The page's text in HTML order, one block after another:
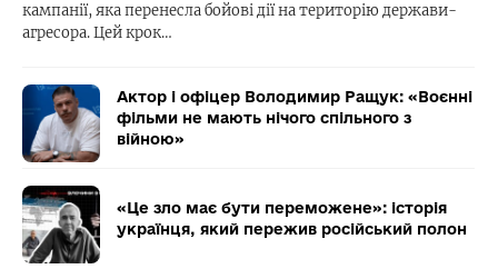
кампанії, яка перенесла бойові дії на територію держави-
агресора. Цей крок…
Актор і офіцер Володимир Ращук: «Воєнні
фільми не мають нічого спільного з
війною»
«Це зло має бути переможене»: історія
українця, який пережив російський полон